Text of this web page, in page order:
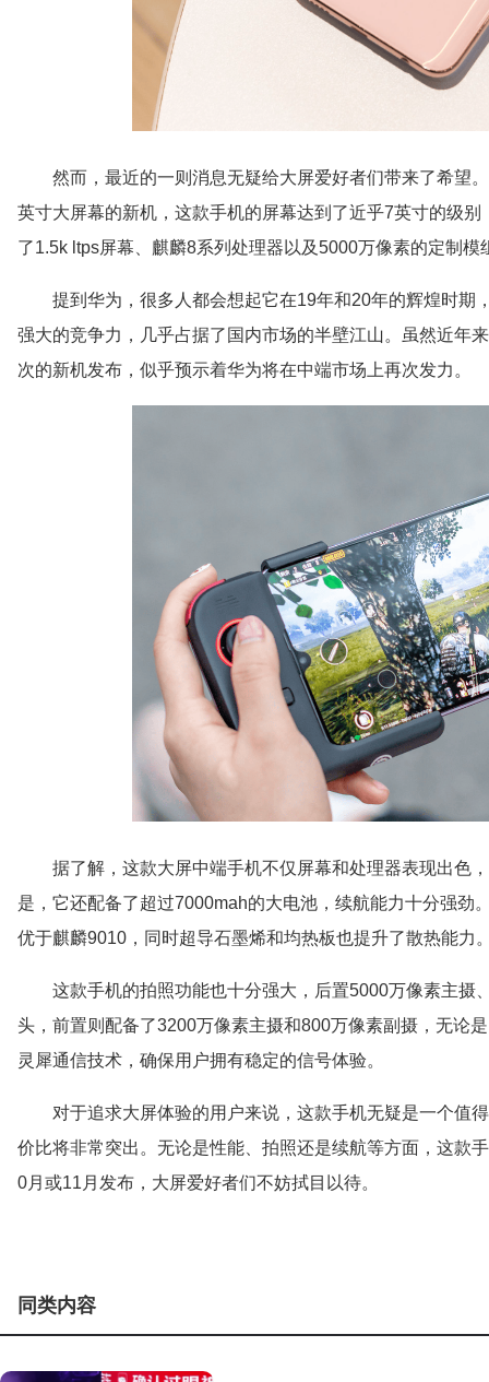
然而，最近的一则消息无疑给大屏爱好者们带来了希望
英寸大屏幕的新机，这款手机的屏幕达到了近乎7英寸的级
了1.5k ltps屏幕、麒麟8系列处理器以及5000万像素的定制模
提到华为，很多人都会想起它在19年和20年的辉煌时期
强大的竞争力，几乎占据了国内市场的半壁江山。虽然近年
次的新机发布，似乎预示着华为将在中端市场上再次发力。
据了解，这款大屏中端手机不仅屏幕和处理器表现出色
是，它还配备了超过7000mah的大电池，续航能力十分强劲
优于麒麟9010，同时超导石墨烯和均热板也提升了散热能力
这款手机的拍照功能也十分强大，后置5000万像素主摄
头，前置则配备了3200万像素主摄和800万像素副摄，无论
灵犀通信技术，确保用户拥有稳定的信号体验。
对于追求大屏体验的用户来说，这款手机无疑是一个值
价比将非常突出。无论是性能、拍照还是续航等方面，这款
0月或11月发布，大屏爱好者们不妨拭目以待。
同类内容